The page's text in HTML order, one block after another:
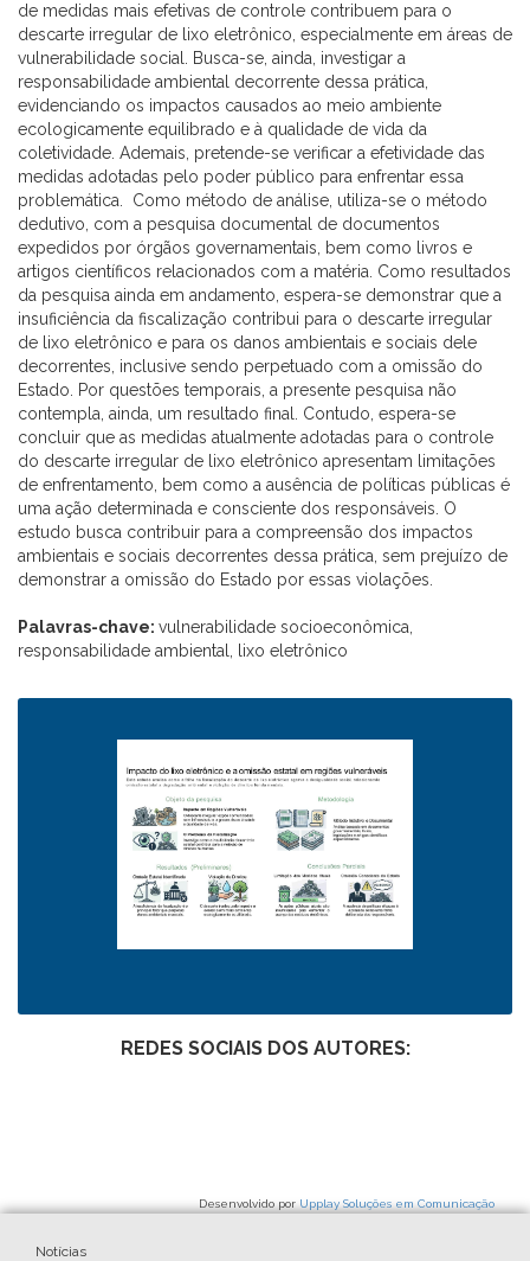
de medidas mais efetivas de controle contribuem para o
descarte irregular de lixo eletrônico, especialmente em áreas de
vulnerabilidade social. Busca-se, ainda, investigar a
responsabilidade ambiental decorrente dessa prática,
evidenciando os impactos causados ao meio ambiente
ecologicamente equilibrado e à qualidade de vida da
coletividade. Ademais, pretende-se verificar a efetividade das
medidas adotadas pelo poder público para enfrentar essa
problemática. Como método de análise, utiliza-se o método
dedutivo, com a pesquisa documental de documentos
expedidos por órgãos governamentais, bem como livros e
artigos científicos relacionados com a matéria. Como resultados
da pesquisa ainda em andamento, espera-se demonstrar que a
insuficiência da fiscalização contribui para o descarte irregular
de lixo eletrônico e para os danos ambientais e sociais dele
decorrentes, inclusive sendo perpetuado com a omissão do
Estado. Por questões temporais, a presente pesquisa não
contempla, ainda, um resultado final. Contudo, espera-se
concluir que as medidas atualmente adotadas para o controle
do descarte irregular de lixo eletrônico apresentam limitações
de enfrentamento, bem como a ausência de políticas públicas é
uma ação determinada e consciente dos responsáveis. O
estudo busca contribuir para a compreensão dos impactos
ambientais e sociais decorrentes dessa prática, sem prejuízo de
demonstrar a omissão do Estado por essas violações.
Palavras-chave: vulnerabilidade socioeconômica,
responsabilidade ambiental, lixo eletrônico
REDES SOCIAIS DOS AUTORES:
Desenvolvido por Upplay Soluções em Comunicação
Notícias